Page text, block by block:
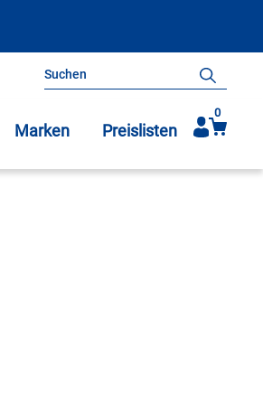
Search
Marken Preislisten
0